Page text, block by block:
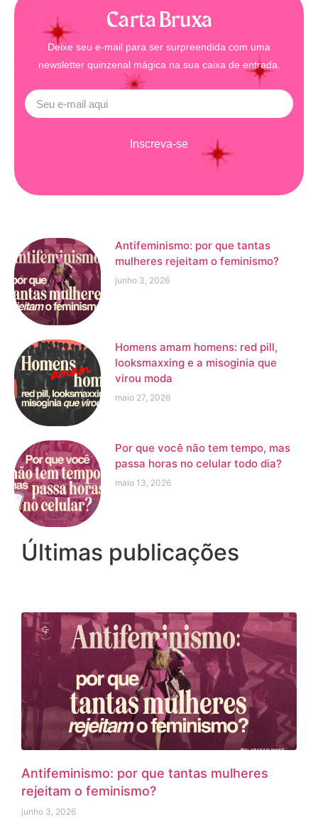
Carta Bruxa
Deixe seu e-mail para ser surpreendida com uma
newsletter quinzenal mágica na sua caixa de entrada.
Inscreva-se
Antifeminismo: por que tantas
mulheres rejeitam o feminismo?
junho 3, 2026
Homens amam homens: red pill,
looksmaxxing e a misoginia que
virou moda
maio 27, 2026
Por que você não tem tempo, mas
passa horas no celular todo dia?
maio 13, 2026
Últimas publicações
Antifeminismo: por que tantas mulheres
rejeitam o feminismo?
junho 3, 2026